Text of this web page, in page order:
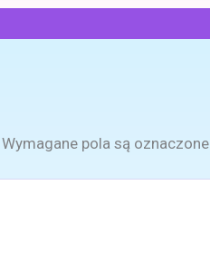
Wymagane pola są oznaczone